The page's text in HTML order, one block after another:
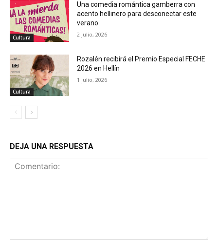
Cultura
Una comedia romántica gamberra con
acento hellinero para desconectar este
verano
2 julio, 2026
Cultura
Rozalén recibirá el Premio Especial FECHE
2026 en Hellín
1 julio, 2026
DEJA UNA RESPUESTA